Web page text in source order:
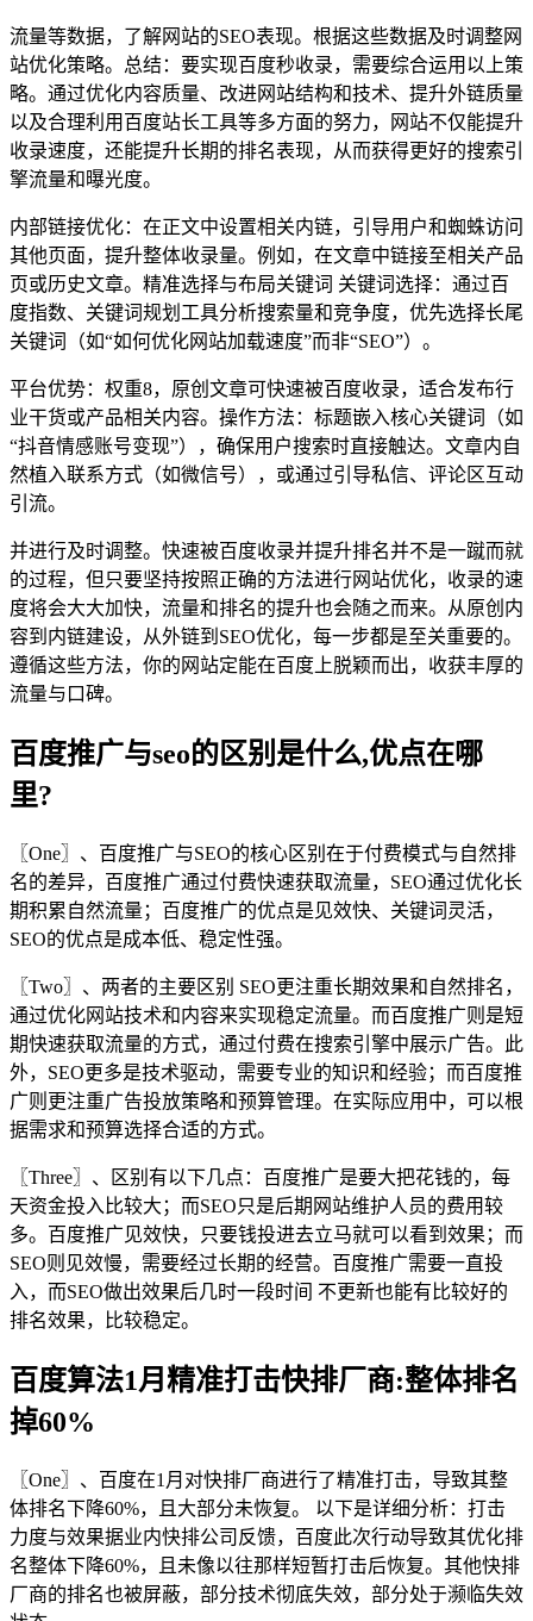
流量等数据，了解网站的SEO表现。根据这些数据及时调整网
站优化策略。总结：要实现百度秒收录，需要综合运用以上策
略。通过优化内容质量、改进网站结构和技术、提升外链质量
以及合理利用百度站长工具等多方面的努力，网站不仅能提升
收录速度，还能提升长期的排名表现，从而获得更好的搜索引
擎流量和曝光度。
内部链接优化：在正文中设置相关内链，引导用户和蜘蛛访问
其他页面，提升整体收录量。例如，在文章中链接至相关产品
页或历史文章。精准选择与布局关键词 关键词选择：通过百
度指数、关键词规划工具分析搜索量和竞争度，优先选择长尾
关键词（如“如何优化网站加载速度”而非“SEO”）。
平台优势：权重8，原创文章可快速被百度收录，适合发布行
业干货或产品相关内容。操作方法：标题嵌入核心关键词（如
“抖音情感账号变现”），确保用户搜索时直接触达。文章内自
然植入联系方式（如微信号），或通过引导私信、评论区互动
引流。
并进行及时调整。快速被百度收录并提升排名并不是一蹴而就
的过程，但只要坚持按照正确的方法进行网站优化，收录的速
度将会大大加快，流量和排名的提升也会随之而来。从原创内
容到内链建设，从外链到SEO优化，每一步都是至关重要的。
遵循这些方法，你的网站定能在百度上脱颖而出，收获丰厚的
流量与口碑。
百度推广与seo的区别是什么,优点在哪
里?
〖One〗、百度推广与SEO的核心区别在于付费模式与自然排
名的差异，百度推广通过付费快速获取流量，SEO通过优化长
期积累自然流量；百度推广的优点是见效快、关键词灵活，
SEO的优点是成本低、稳定性强。
〖Two〗、两者的主要区别 SEO更注重长期效果和自然排名，
通过优化网站技术和内容来实现稳定流量。而百度推广则是短
期快速获取流量的方式，通过付费在搜索引擎中展示广告。此
外，SEO更多是技术驱动，需要专业的知识和经验；而百度推
广则更注重广告投放策略和预算管理。在实际应用中，可以根
据需求和预算选择合适的方式。
〖Three〗、区别有以下几点：百度推广是要大把花钱的，每
天资金投入比较大；而SEO只是后期网站维护人员的费用较
多。百度推广见效快，只要钱投进去立马就可以看到效果；而
SEO则见效慢，需要经过长期的经营。百度推广需要一直投
入，而SEO做出效果后几时一段时间 不更新也能有比较好的
排名效果，比较稳定。
百度算法1月精准打击快排厂商:整体排名
掉60%
〖One〗、百度在1月对快排厂商进行了精准打击，导致其整
体排名下降60%，且大部分未恢复。 以下是详细分析：打击
力度与效果据业内快排公司反馈，百度此次行动导致其优化排
名整体下降60%，且未像以往那样短暂打击后恢复。其他快排
厂商的排名也被屏蔽，部分技术彻底失效，部分处于濒临失效